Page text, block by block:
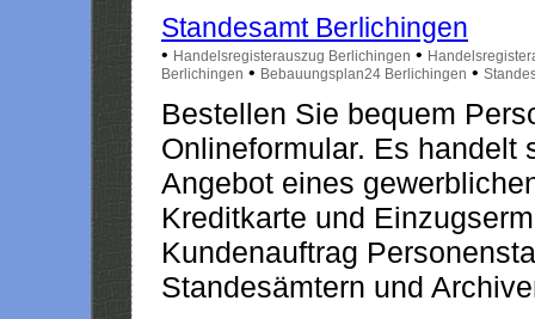
Standesamt Berlichingen
• Handelsregisterauszug Berlichingen •
Berlichingen • Bebauungsplan24 Berlichingen •
Bestellen Sie bequem
Onlineformular. Es handelt
Angebot eines
Kreditkarte und
Kundenauftrag
Standesämtern und